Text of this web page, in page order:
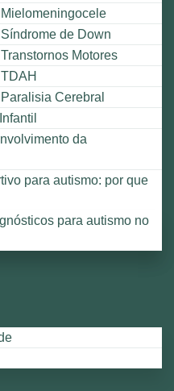
de Down
Motores
Cerebral
da
para autismo: por que
para autismo no